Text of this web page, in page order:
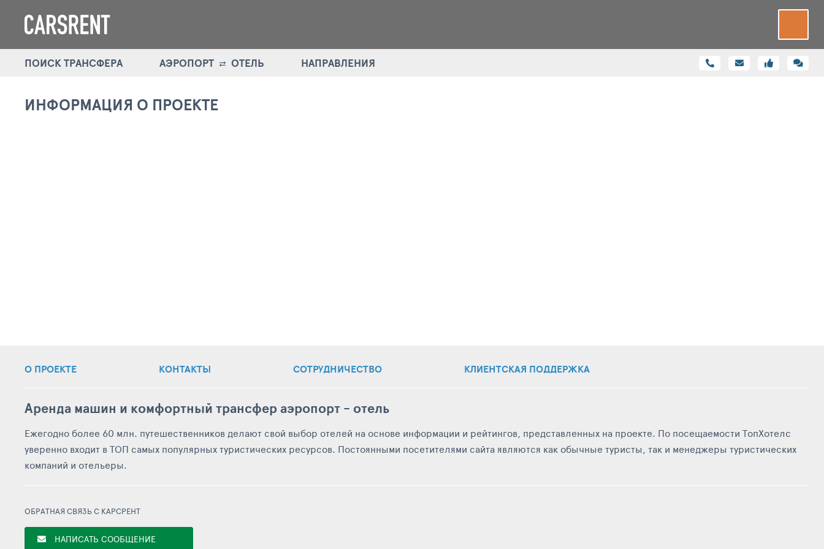
ПОИСК ТРАНСФЕРА АЭРОПОРТ ОТЕЛЬ НАПРАВЛЕНИЯ
ИНФОРМАЦИЯ О ПРОЕКТЕ
О ПРОЕКТЕ КОНТАКТЫ СОТРУДНИЧЕСТВО КЛИЕНТСКАЯ ПОДДЕРЖКА
Аренда машин и комфортный трансфер аэропорт - отель
Ежегодно более 60 млн. путешественников делают свой выбор отелей на основе информации и рейтингов, представленных на проекте. По посещаемости ТопХотелс
уверенно входит в ТОП самых популярных туристических ресурсов. Постоянными посетителями сайта являются как обычные туристы, так и менеджеры туристических
компаний и отельеры.
ОБРАТНАЯ СВЯЗЬ С КАРСРЕНТ
НАПИСАТЬ СООБЩЕНИЕ